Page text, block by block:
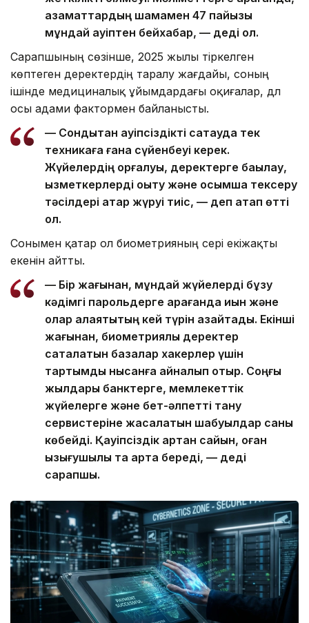
азаматтардың шамамен 47 пайызы
мұндай қауіптен бейхабар, — деді ол.
Сарапшының сөзінше, 2025 жылы тіркелген
көптеген деректердің таралу жағдайы, соның
ішінде медициналық ұйымдардағы оқиғалар, дәл
осы адами фактормен байланысты.
— Сондықтан қауіпсіздікті сақтауда тек
техникаға ғана сүйенбеуі керек.
Жүйелердің қорғалуы, деректерге бақылау,
қызметкерлерді оқыту және қосымша тексеру
тәсілдері қатар жүруі тиіс, — деп атап өтті
ол.
Сонымен қатар ол биометрияның әсері екіжақты
екенін айтты.
— Бір жағынан, мұндай жүйелерді бұзу
кәдімгі парольдерге қарағанда қиын және
олар алаяқтықтың кей түрін азайтады. Екінші
жағынан, биометриялық деректер
сақталатын базалар хакерлер үшін
тартымды нысанға айналып отыр. Соңғы
жылдары банктерге, мемлекеттік
жүйелерге және бет-әлпетті тану
сервистеріне жасалатын шабуылдар саны
көбейді. Қауіпсіздік артқан сайын, оған
қызығушылық та арта береді, — деді
сарапшы.